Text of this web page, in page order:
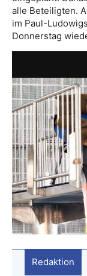
alle Beteiligten.
im Paul-
Donnerstag
Redaktion